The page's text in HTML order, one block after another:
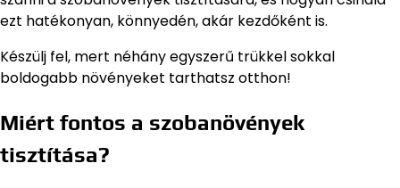
ezt hatékonyan, könnyedén, akár kezdőként is.
Készülj fel, mert néhány egyszerű trükkel sokkal
boldogabb növényeket tarthatsz otthon!
Miért fontos a szobanövények
tisztítása?